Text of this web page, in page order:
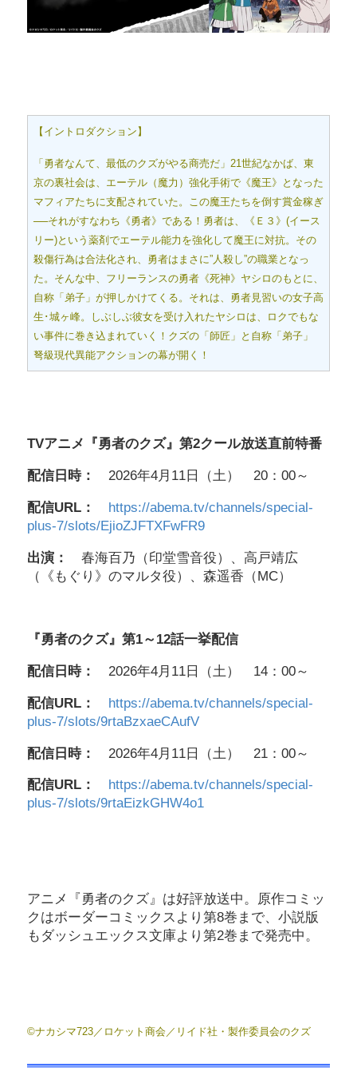
【イントロダクション】
「勇者なんて、最低のクズがやる商売だ」21世紀なかば、東
京の裏社会は、エーテル（魔力）強化手術で《魔王》となった
マフィアたちに支配されていた。この魔王たちを倒す賞金稼ぎ
──それがすなわち《勇者》である！勇者は、《Ｅ３》(イース
リー)という薬剤でエーテル能力を強化して魔王に対抗。その
殺傷行為は合法化され、勇者はまさに”人殺し”の職業となっ
た。そんな中、フリーランスの勇者《死神》ヤシロのもとに、
自称「弟子」が押しかけてくる。それは、勇者見習いの女子高
生･城ヶ峰。しぶしぶ彼女を受け入れたヤシロは、ロクでもな
い事件に巻き込まれていく！クズの「師匠」と自称「弟子」
弩級現代異能アクションの幕が開く！
TVアニメ『勇者のクズ』第2クール放送直前特番
配信日時： 2026年4月11日（土） 20：00～
配信URL：
https://abema.tv/channels/special-
plus-7/slots/EjioZJFTXFwFR9
出演：
春海百乃（印堂雪音役）、高戸靖広
（《もぐり》のマルタ役）、森遥香（MC）
『勇者のクズ』第1～12話一挙配信
配信日時： 2026年4月11日（土） 14：00～
配信URL：
https://abema.tv/channels/special-
plus-7/slots/9rtaBzxaeCAufV
配信日時： 2026年4月11日（土） 21：00～
配信URL：
https://abema.tv/channels/special-
plus-7/slots/9rtaEizkGHW4o1
アニメ『勇者のクズ』は好評放送中。原作コミッ
クはボーダーコミックスより第8巻まで、小説版
もダッシュエックス文庫より第2巻まで発売中。
©ナカシマ723／ロケット商会／リイド社・製作委員会のクズ